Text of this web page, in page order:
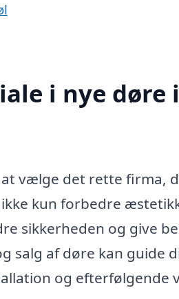
i nye døre
vælge det rette firma,
kun forbedre
sikkerheden og give
salg af døre kan guide
og efterfølgende